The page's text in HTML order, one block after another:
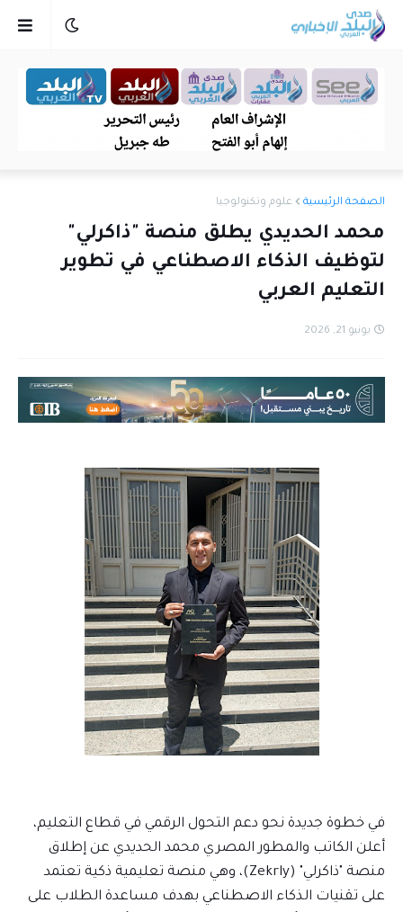
الصفحة الرئيسية علوم وتكنولوجيا
محمد الحديدي يطلق منصة "ذاكرلي"
لتوظيف الذكاء الاصطناعي في تطوير
التعليم العربي
يونيو 21, 2026
في خطوة جديدة نحو دعم التحول الرقمي في قطاع التعليم،
أعلن الكاتب والمطور المصري محمد الحديدي عن إطلاق
منصة "ذاكرلي" (Zekrly)، وهي منصة تعليمية ذكية تعتمد
على تقنيات الذكاء الاصطناعي بهدف مساعدة الطلاب على